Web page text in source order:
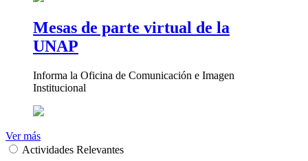
Mesas de parte virtual de la
UNAP
Informa la Oficina de Comunicación e Imagen
Institucional
Ver más
Actividades Relevantes